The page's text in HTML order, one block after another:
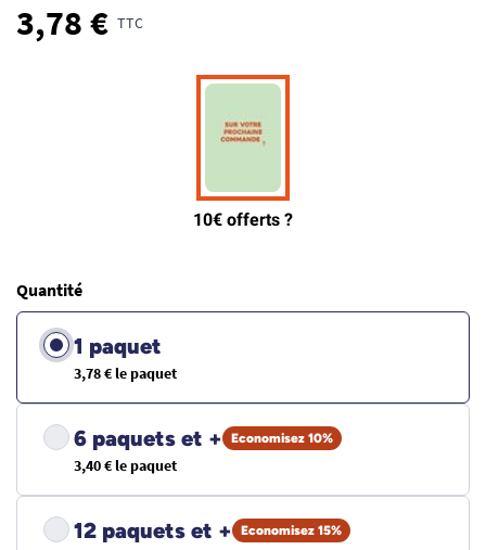
3,78 € TTC
Quantité
1 paquet
3,78 € le paquet
6 paquets et + Economisez 10%
3,40 € le paquet
12 paquets et + Economisez 15%